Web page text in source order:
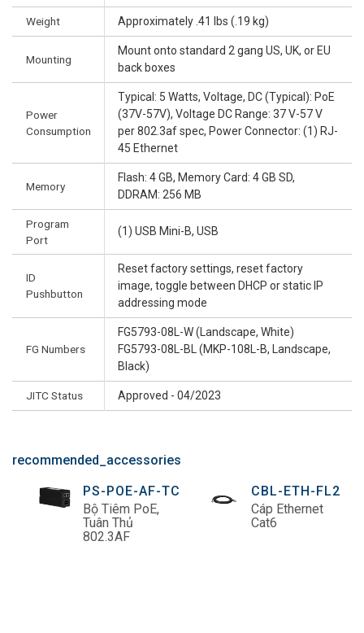
Weight Approximately .41 lbs (.19 kg)
Mounting
Mount onto standard 2 gang US, UK, or EU
back boxes
Power
Consumption
Typical: 5 Watts, Voltage, DC (Typical): PoE
(37V-57V), Voltage DC Range: 37 V-57 V
per 802.3af spec, Power Connector: (1) RJ-
45 Ethernet
Memory
Flash: 4 GB, Memory Card: 4 GB SD,
DDRAM: 256 MB
Program
Port
(1) USB Mini-B, USB
ID
Pushbutton
Reset factory settings, reset factory
image, toggle between DHCP or static IP
addressing mode
FG Numbers
FG5793-08L-W (Landscape, White)
FG5793-08L-BL (MKP-108L-B, Landscape,
Black)
JITC Status Approved - 04/2023
recommended_accessories
PS-POE-AF-TC
Bộ Tiêm PoE,
Tuân Thủ
802.3AF
CBL-ETH-FL2
Cáp Ethernet
Cat6